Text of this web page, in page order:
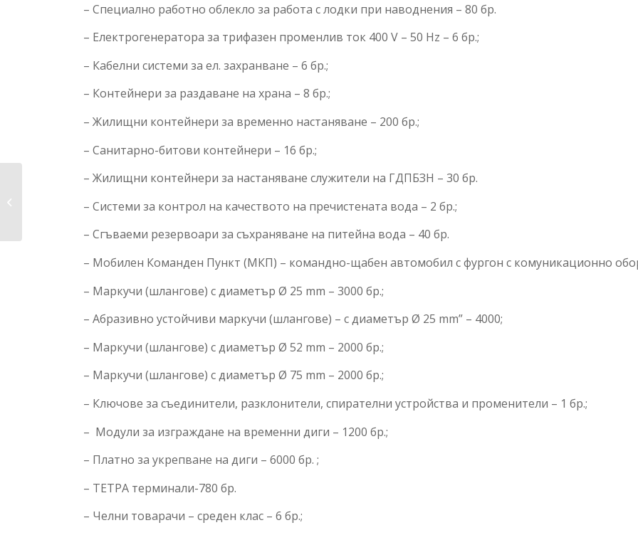
– Специално работно облекло за работа с лодки при наводнения – 80 бр.
– Електрогенератора за трифазен променлив ток 400 V – 50 Hz – 6 бр.;
– Кабелни системи за ел. захранване – 6 бр.;
– Контейнери за раздаване на храна – 8 бр.;
– Жилищни контейнери за временно настаняване – 200 бр.;
– Санитарно-битови контейнери – 16 бр.;
– Жилищни контейнери за настаняване служители на ГДПБЗН – 30 бр.
– Системи за контрол на качеството на пречистената вода – 2 бр.;
– Сгъваеми резервоари за съхраняване на питейна вода – 40 бр.
– Мобилен Команден Пункт (МКП) – командно-щабен автомобил с фургон с комуникационно
– Маркучи (шлангове) с диаметър Ø 25 mm – 3000 бр.;
– Абразивно устойчиви маркучи (шлангове) – с диаметър Ø 25 mm” – 4000;
– Маркучи (шлангове) с диаметър Ø 52 mm – 2000 бр.;
– Маркучи (шлангове) с диаметър Ø 75 mm – 2000 бр.;
– Ключове за съединители, разклонители, спирателни устройства и променители – 1 бр.;
– Модули за изграждане на временни диги – 1200 бр.;
– Платно за укрепване на диги – 6000 бр. ;
– ТЕТРА терминали-780 бр.
– Челни товарачи – среден клас – 6 бр.;
възникване на